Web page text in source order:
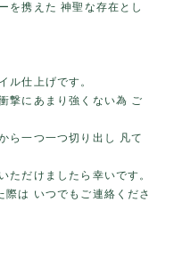
を携えた 神聖な存在とし
ル仕上げです。
撃にあまり強くない為 ご
ら一つ一つ切り出し 凡て
ただけましたら幸いです。
は いつでもご連絡くださ